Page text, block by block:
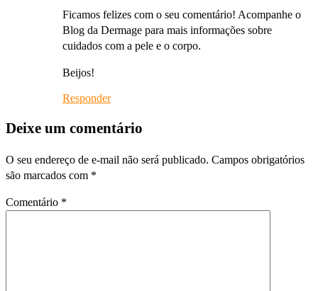
Ficamos felizes com o seu comentário! Acompanhe o
Blog da Dermage para mais informações sobre
cuidados com a pele e o corpo.
Beijos!
Responder
Deixe um comentário
O seu endereço de e-mail não será publicado. Campos obrigatórios
são marcados com *
Comentário *